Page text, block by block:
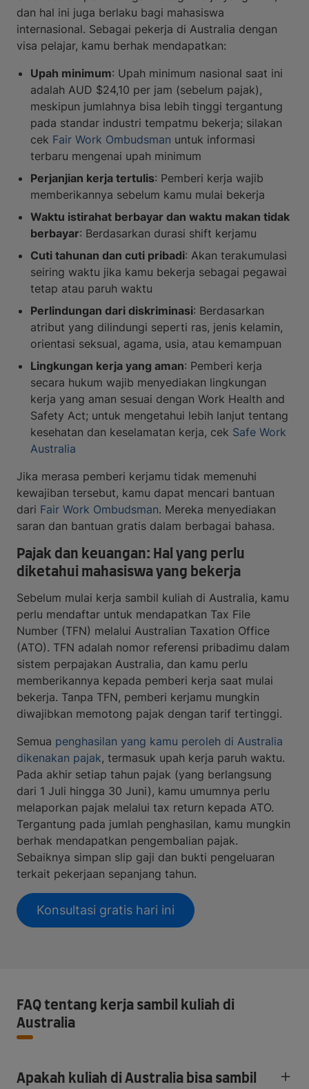
dan hal ini juga berlaku bagi mahasiswa
internasional. Sebagai pekerja di Australia dengan
visa pelajar, kamu berhak mendapatkan:
Upah minimum: Upah minimum nasional saat ini
adalah AUD $24,10 per jam (sebelum pajak),
meskipun jumlahnya bisa lebih tinggi tergantung
pada standar industri tempatmu bekerja; silakan
cek Fair Work Ombudsman untuk informasi
terbaru mengenai upah minimum
Perjanjian kerja tertulis: Pemberi kerja wajib
memberikannya sebelum kamu mulai bekerja
Waktu istirahat berbayar dan waktu makan tidak
berbayar: Berdasarkan durasi shift kerjamu
Cuti tahunan dan cuti pribadi: Akan terakumulasi
seiring waktu jika kamu bekerja sebagai pegawai
tetap atau paruh waktu
Perlindungan dari diskriminasi: Berdasarkan
atribut yang dilindungi seperti ras, jenis kelamin,
orientasi seksual, agama, usia, atau kemampuan
Lingkungan kerja yang aman: Pemberi kerja
secara hukum wajib menyediakan lingkungan
kerja yang aman sesuai dengan Work Health and
Safety Act; untuk mengetahui lebih lanjut tentang
kesehatan dan keselamatan kerja, cek Safe Work
Australia
Jika merasa pemberi kerjamu tidak memenuhi
kewajiban tersebut, kamu dapat mencari bantuan
dari Fair Work Ombudsman. Mereka menyediakan
saran dan bantuan gratis dalam berbagai bahasa.
Pajak dan keuangan: Hal yang perlu
diketahui mahasiswa yang bekerja
Sebelum mulai kerja sambil kuliah di Australia, kamu
perlu mendaftar untuk mendapatkan Tax File
Number (TFN) melalui Australian Taxation Office
(ATO). TFN adalah nomor referensi pribadimu dalam
sistem perpajakan Australia, dan kamu perlu
memberikannya kepada pemberi kerja saat mulai
bekerja. Tanpa TFN, pemberi kerjamu mungkin
diwajibkan memotong pajak dengan tarif tertinggi.
Semua penghasilan yang kamu peroleh di Australia
dikenakan pajak, termasuk upah kerja paruh waktu.
Pada akhir setiap tahun pajak (yang berlangsung
dari 1 Juli hingga 30 Juni), kamu umumnya perlu
melaporkan pajak melalui tax return kepada ATO.
Tergantung pada jumlah penghasilan, kamu mungkin
berhak mendapatkan pengembalian pajak.
Sebaiknya simpan slip gaji dan bukti pengeluaran
terkait pekerjaan sepanjang tahun.
Konsultasi gratis hari ini
FAQ tentang kerja sambil kuliah di
Australia
Apakah kuliah di Australia bisa sambil